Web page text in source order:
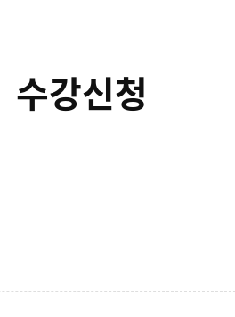
수강신청